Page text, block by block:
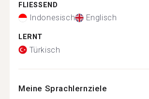
FLIESSEND
Indonesisch Englisch
LERNT
Türkisch
Meine Sprachlernziele